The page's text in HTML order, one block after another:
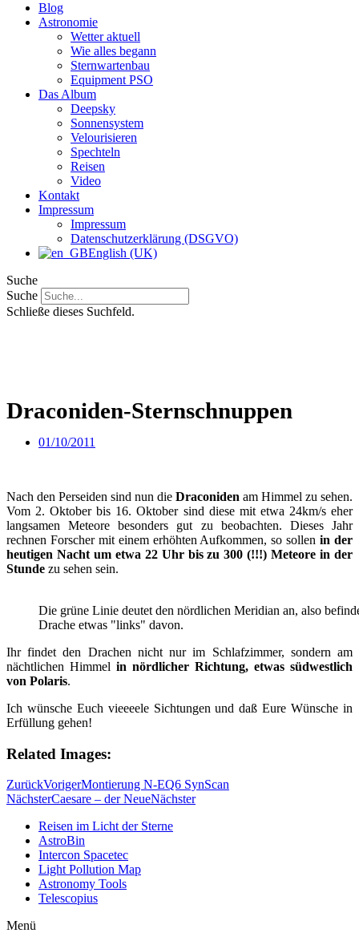
Blog
Astronomie
Wetter aktuell
Wie alles begann
Sternwartenbau
Equipment PSO
Das Album
Deepsky
Sonnensystem
Velourisieren
Spechteln
Reisen
Video
Kontakt
Impressum
Impressum
Datenschutzerklärung (DSGVO)
English (UK)
Suche
Suche
Schließe dieses Suchfeld.
Draconiden-Sternschnuppen
01/10/2011
Nach den Perseiden sind nun die Draconiden am Himmel zu sehen.
Vom 2. Oktober bis 16. Oktober sind diese mit etwa 24km/s eher
langsamen Meteore besonders gut zu beobachten. Dieses Jahr
rechnen Forscher mit einem erhöhten Aufkommen, so sollenin der
heutigen Nacht um etwa 22 Uhr bis zu 300 (!!!) Meteore in der
Stunde zu sehen sein.
Die grüne Linie deutet den nördlichen Meridian an, also
Drache etwas "links" davon.
Ihr findet den Drachen nicht nur im Schlafzimmer, sondern am
nächtlichen Himmel in nördlicher Richtung, etwas südwestlich
von Polaris.
Ich wünsche Euch vieeeele Sichtungen und daß Eure Wünsche in
Erfüllung gehen!
Related Images:
ZurückVorigerMontierung N-EQ6 SynScan
NächsterCaesare – der NeueNächster
Reisen im Licht der Sterne
AstroBin
Intercon Spacetec
Light Pollution Map
Astronomy Tools
Telescopius
Menü